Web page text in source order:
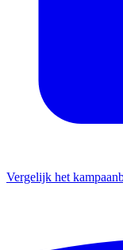
Vergelijk het